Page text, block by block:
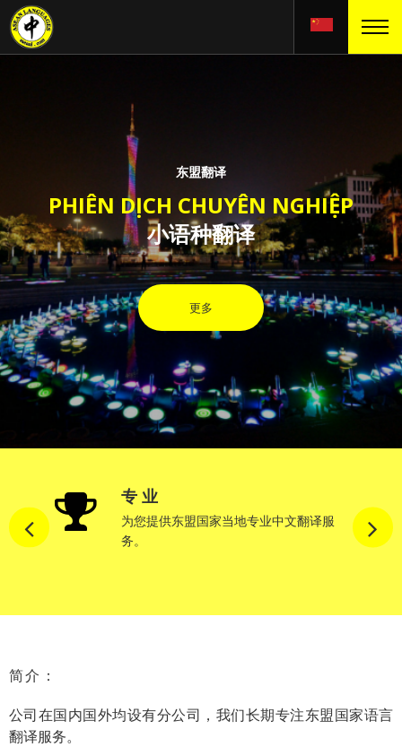
东盟翻译
PHIÊN DỊCH CHUYÊN NGHIỆP
小语种翻译
更多
专 业
为您提供东盟国家当地专业中文翻译服
务。
简介：
公司在国内国外均设有分公司，我们长期专注东盟国家语言
翻译服务。